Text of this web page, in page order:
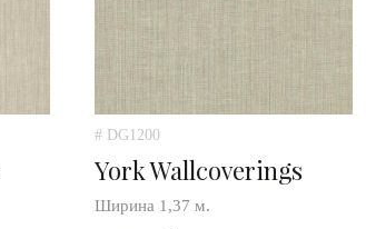
# DG1200
York Wallcoverings
Ширина 1,37 м.